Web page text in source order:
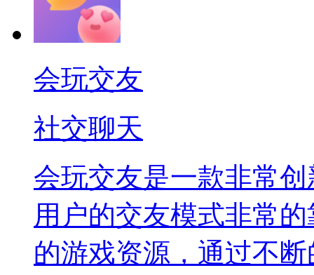
会玩交友
社交聊天
会玩交友是一款非常
用户的交友模式非常
的游戏资源，通过不